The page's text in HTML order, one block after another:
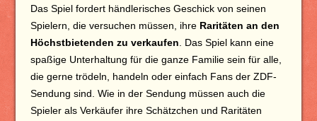
Das Spiel fordert händlerisches Geschick von seinen
Spielern, die versuchen müssen, ihreRaritäten an den
Höchstbietenden zu verkaufen . Das Spiel kann eine
spaßige Unterhaltung für die ganze Familie sein für alle,
die gerne trödeln, handeln oder einfach Fans der ZDF-
Sendung sind. Wie in der Sendung müssen auch die
Spieler als Verkäufer ihre Schätzchen und Raritäten